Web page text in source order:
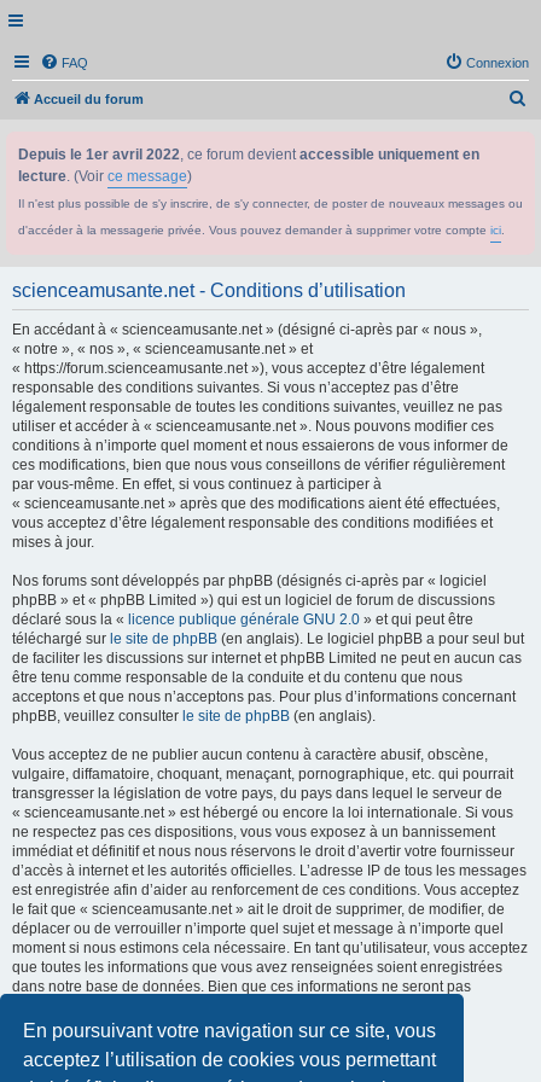
En poursuivant votre navigation sur ce site, vous
acceptez l’utilisation de cookies vous permettant
FAQ Connexion
Accueil du forum
Depuis le 1er avril 2022, ce forum devientaccessible uniquement en
lecture. (Voir ce message)
Il n'est plus possible de s'y inscrire, de s'y connecter, de poster de nouveaux messages ou
d'accéder à la messagerie privée. Vous pouvez demander à supprimer votre compte ici
scienceamusante.net - Conditions d’utilisation
En accédant à « scienceamusante.net » (désigné ci-après par « nous »,
« notre », « nos », « scienceamusante.net » et
« https://forum.scienceamusante.net »), vous acceptez d’être légalement
responsable des conditions suivantes. Si vous n’acceptez pas d’être
légalement responsable de toutes les conditions suivantes, veuillez ne pas
utiliser et accéder à « scienceamusante.net ». Nous pouvons modifier ces
conditions à n’importe quel moment et nous essaierons de vous informer de
ces modifications, bien que nous vous conseillons de vérifier régulièrement
par vous-même. En effet, si vous continuez à participer à
« scienceamusante.net » après que des modifications aient été effectuées,
vous acceptez d’être légalement responsable des conditions modifiées et
mises à jour.
Nos forums sont développés par phpBB (désignés ci-après par « logiciel
phpBB » et « phpBB Limited ») qui est un logiciel de forum de discussions
déclaré sous la « licence publique générale GNU 2.0 » et qui peut être
téléchargé sur le site de phpBB (en anglais). Le logiciel phpBB a pour seul but
de faciliter les discussions sur internet et phpBB Limited ne peut en aucun cas
être tenu comme responsable de la conduite et du contenu que nous
acceptons et que nous n’acceptons pas. Pour plus d’informations concernant
phpBB, veuillez consulter le site de phpBB (en anglais).
Vous acceptez de ne publier aucun contenu à caractère abusif, obscène,
vulgaire, diffamatoire, choquant, menaçant, pornographique, etc. qui pourrait
transgresser la législation de votre pays, du pays dans lequel le serveur de
« scienceamusante.net » est hébergé ou encore la loi internationale. Si vous
ne respectez pas ces dispositions, vous vous exposez à un bannissement
immédiat et définitif et nous nous réservons le droit d’avertir votre fournisseur
d’accès à internet et les autorités officielles. L’adresse IP de tous les messages
est enregistrée afin d’aider au renforcement de ces conditions. Vous acceptez
le fait que « scienceamusante.net » ait le droit de supprimer, de modifier, de
déplacer ou de verrouiller n’importe quel sujet et message à n’importe quel
moment si nous estimons cela nécessaire. En tant qu’utilisateur, vous acceptez
que toutes les informations que vous avez renseignées soient enregistrées
dans notre base de données. Bien que ces informations ne seront pas
« scienceamusante.net », ni phpBB, ne pourront être tenus comme
responsables en cas de tentative de piratage informatique visant à
compromettre vos données.